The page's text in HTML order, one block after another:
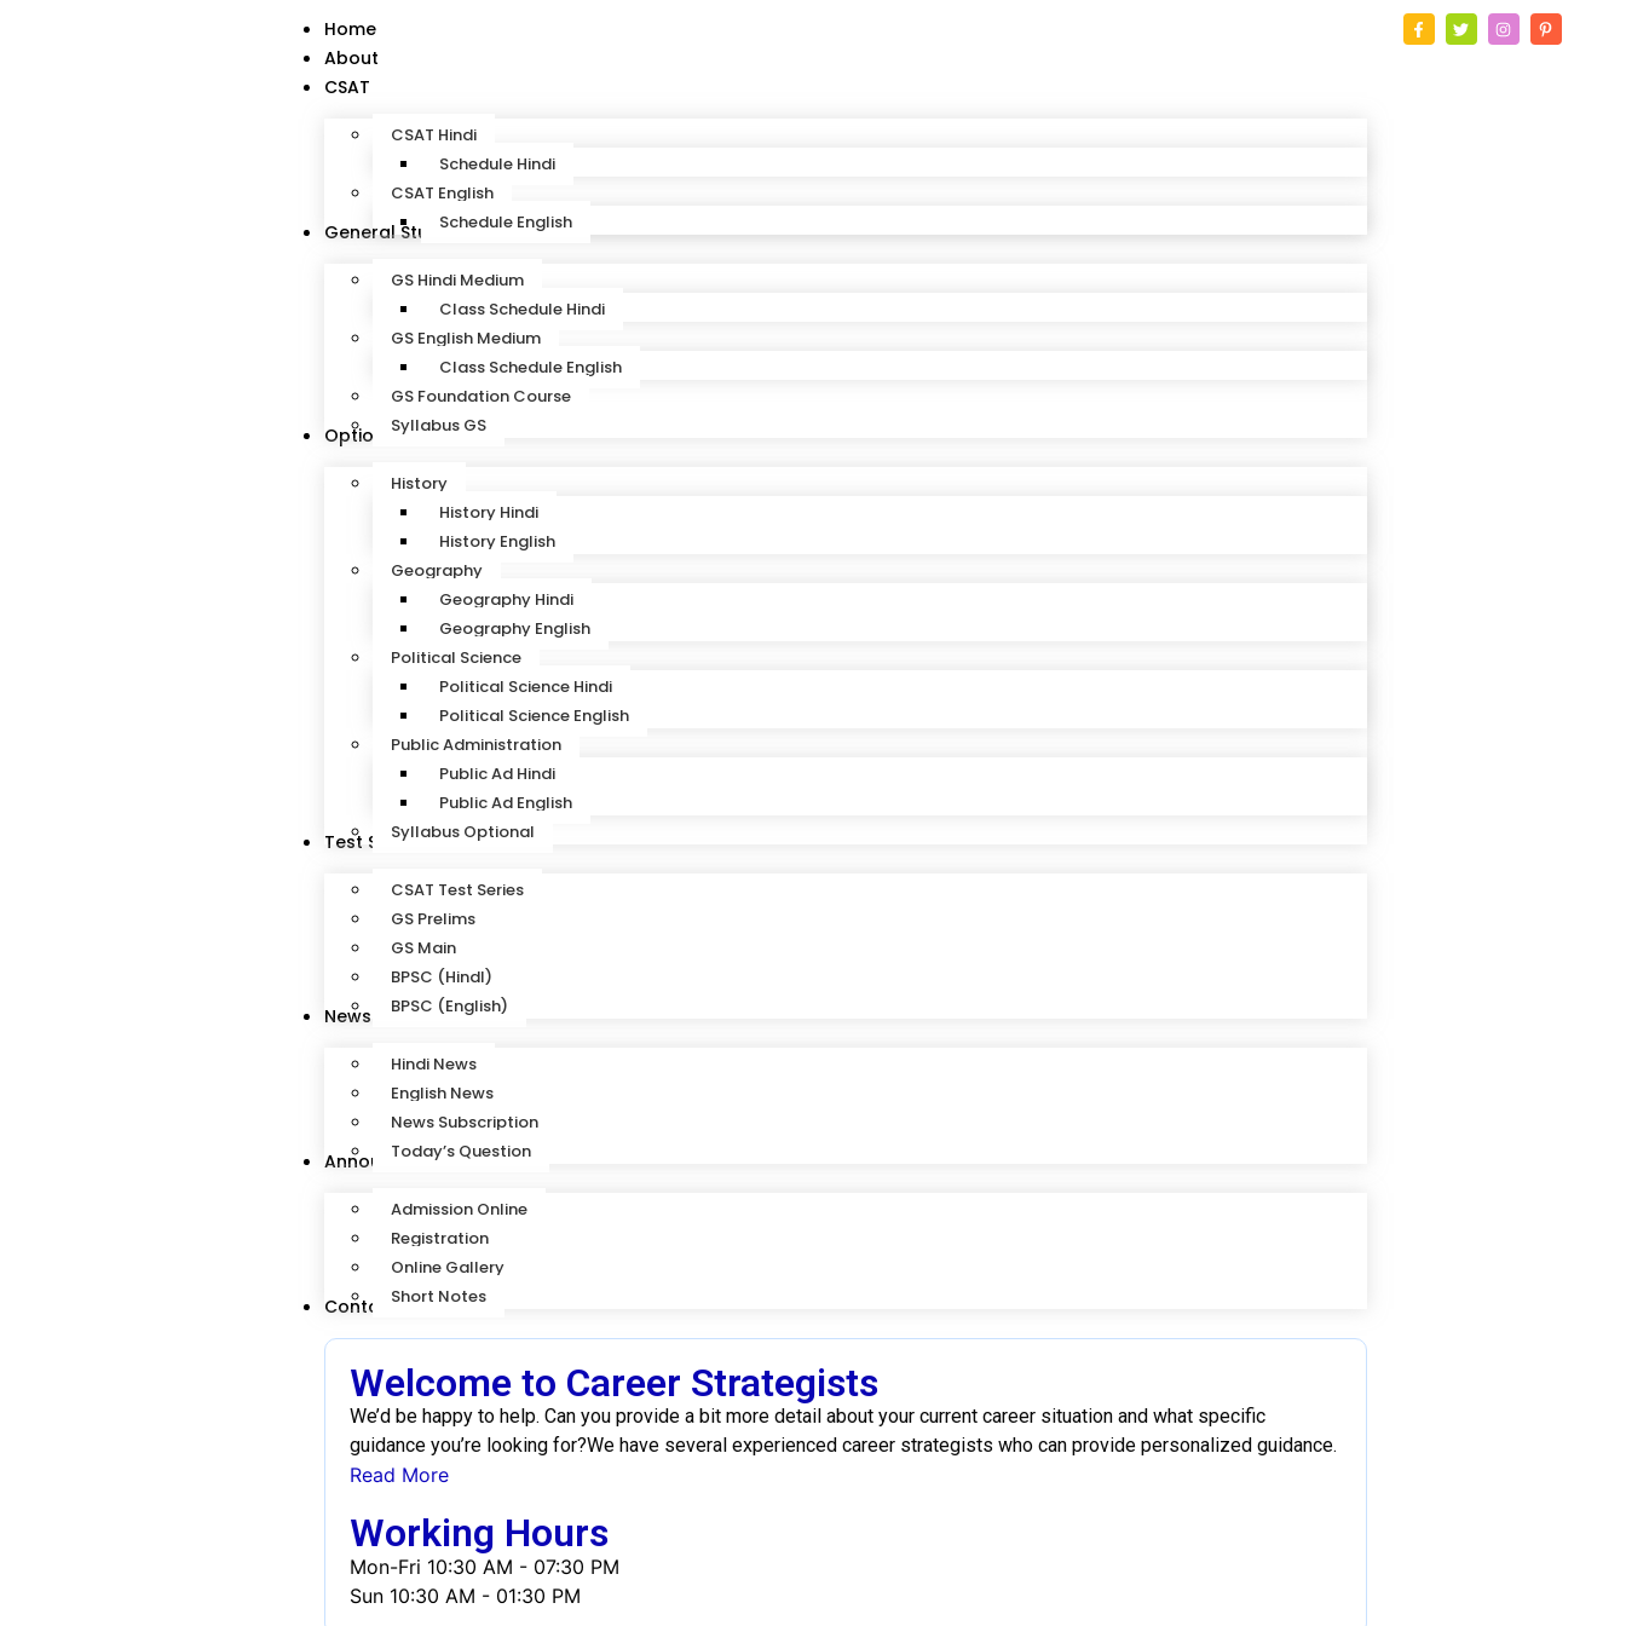
Home
About
CSAT
CSAT Hindi
Schedule Hindi
CSAT English
Schedule English
General Studies
GS Hindi Medium
Class Schedule Hindi
GS English Medium
Class Schedule English
GS Foundation Course
Syllabus GS
Optional Subjects
History
History Hindi
History English
Geography
Geography Hindi
Geography English
Political Science
Political Science Hindi
Political Science English
Public Administration
Public Ad Hindi
Public Ad English
Syllabus Optional
Test Series
CSAT Test Series
GS Prelims
GS Main
BPSC (HindI)
BPSC (English)
News
Hindi News
English News
News Subscription
Today’s Question
Announcement
Admission Online
Registration
Online Gallery
Short Notes
Contact
Welcome to Career Strategists
We’d be happy to help. Can you provide a bit more detail about your current career situation and what specific
guidance you’re looking for?We have several experienced career strategists who can provide personalized guidance.
Read More
Working Hours
Mon-Fri 10:30 AM - 07:30 PM
Sun 10:30 AM - 01:30 PM